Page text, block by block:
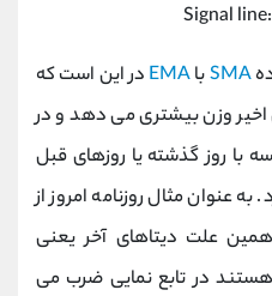
Signal
SMAباEMA در این است که
اخیر وزن بیشتری می دهد و در
با روز گذشته یا روزهای قبل
عنوان مثال روزنامه امروز از
علت دیتاهای آخر یعنی
هستند در تابع نمایی ضرب می